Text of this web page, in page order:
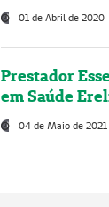
01 de Abril de 2020
Prestador
em Saúde
04 de Maio de 2021